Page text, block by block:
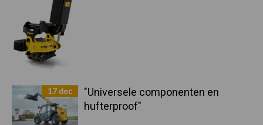
17 dec
"Universele componenten en
hufterproof"